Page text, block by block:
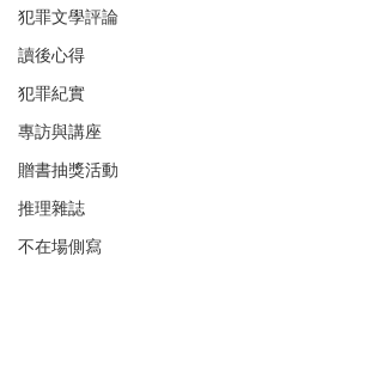
犯罪文學評論
讀後心得
犯罪紀實
專訪與講座
贈書抽獎活動
推理雜誌
不在場側寫